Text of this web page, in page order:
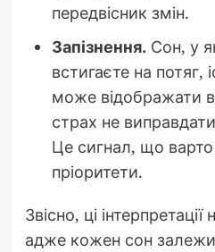
передвісник змін.
Запізнення. Сон, у
встигаєте на потяг,
може відображати
страх не
Це сигнал, що варто
пріоритети.
Звісно, ці інтерпретації
адже кожен сон